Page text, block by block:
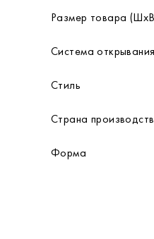
Размер товара
Система
Стиль
Страна
Форма